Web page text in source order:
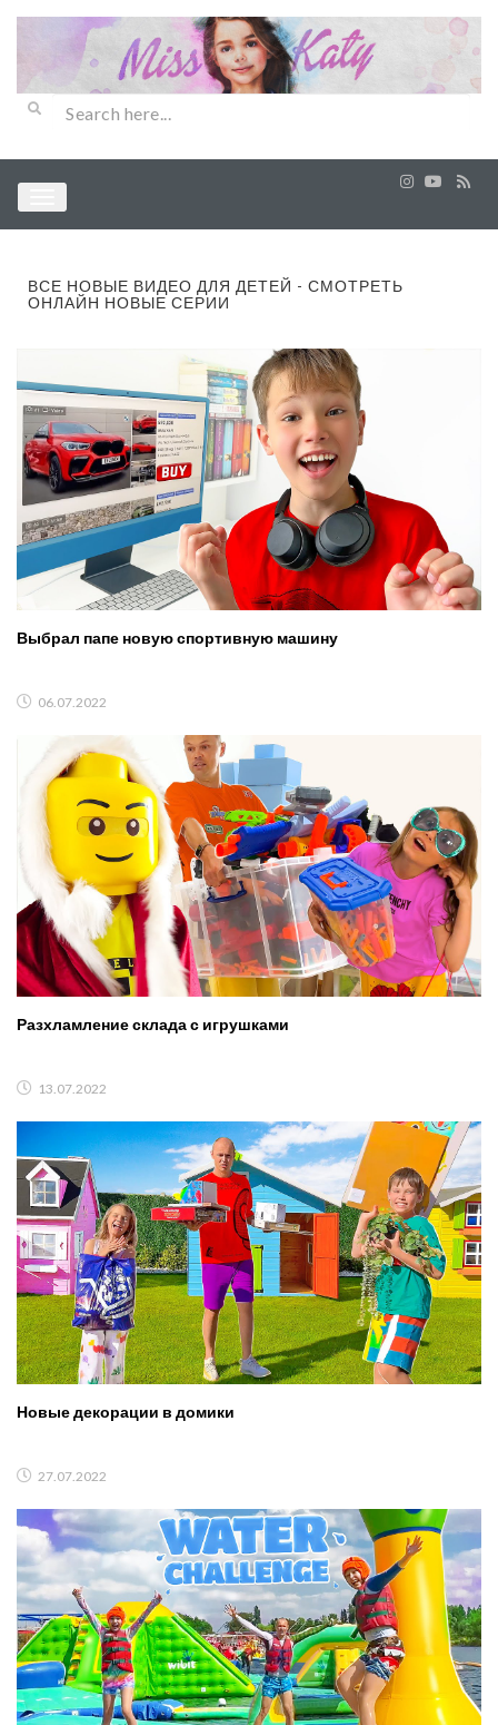
ВСЕ НОВЫЕ ВИДЕО ДЛЯ ДЕТЕЙ - СМОТРЕТЬ
ОНЛАЙН НОВЫЕ СЕРИИ
Выбрал папе новую спортивную машину
06.07.2022
Разхламление склада с игрушками
13.07.2022
Новые декорации в домики
27.07.2022